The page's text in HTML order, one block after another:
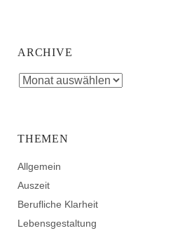
ARCHIVE
THEMEN
Allgemein
Auszeit
Berufliche Klarheit
Lebensgestaltung